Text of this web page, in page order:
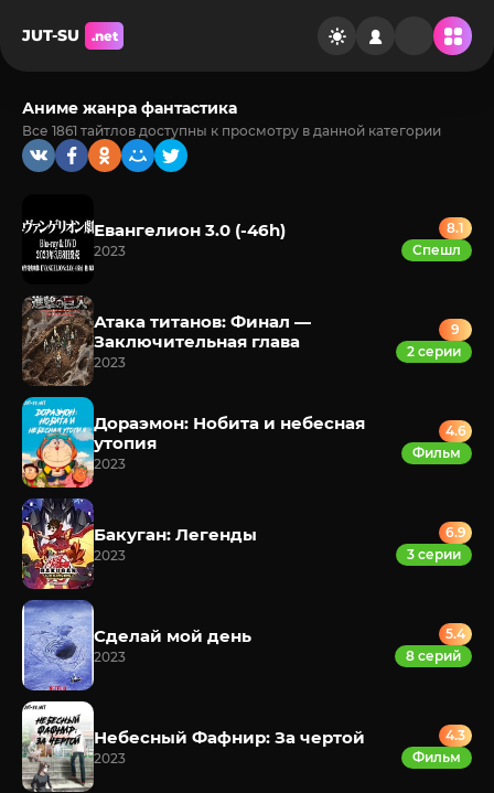
JUT-SU .net
Аниме жанра фантастика
Все 1861 тайтлов доступны к просмотру в данной категории
Евангелион 3.0 (-46h)
2023
8.1
Спешл
Атака титанов: Финал —
Заключительная глава
2023
9
2 серии
Дораэмон: Нобита и небесная
утопия
2023
4.6
Фильм
Бакуган: Легенды
2023
6.9
3 серии
Сделай мой день
2023
5.4
8 серий
Небесный Фафнир: За чертой
2023
4.3
Фильм